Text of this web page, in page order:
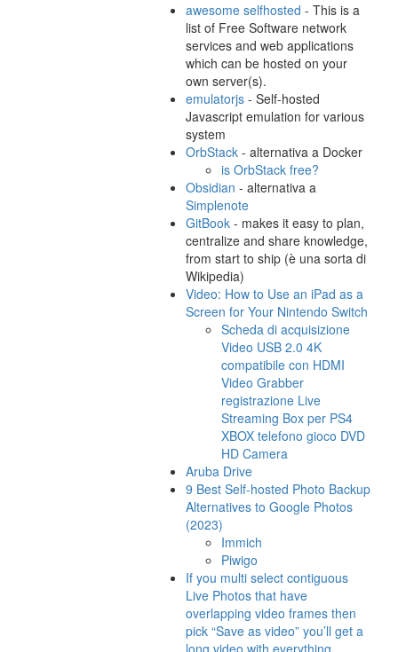
awesome selfhosted - This is a
list of Free Software network
services and web applications
which can be hosted on your
own server(s).
emulatorjs - Self-hosted
Javascript emulation for various
system
OrbStack - alternativa a Docker
is OrbStack free?
Obsidian - alternativa a
Simplenote
GitBook - makes it easy to plan,
centralize and share knowledge,
from start to ship (è una sorta di
Wikipedia)
Video: How to Use an iPad as a
Screen for Your Nintendo Switch
Scheda di acquisizione
Video USB 2.0 4K
compatibile con HDMI
Video Grabber
registrazione Live
Streaming Box per PS4
XBOX telefono gioco DVD
HD Camera
Aruba Drive
9 Best Self-hosted Photo Backup
Alternatives to Google Photos
(2023)
Immich
Piwigo
If you multi select contiguous
Live Photos that have
overlapping video frames then
pick “Save as video” you’ll get a
long video with everything